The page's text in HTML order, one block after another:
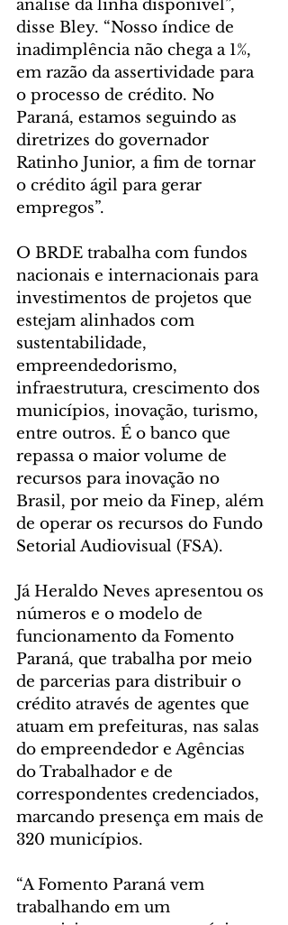
análise da linha disponível”,
disse Bley. “Nosso índice de
inadimplência não chega a 1%,
em razão da assertividade para
o processo de crédito. No
Paraná, estamos seguindo as
diretrizes do governador
Ratinho Junior, a fim de tornar
o crédito ágil para gerar
empregos”.
O BRDE trabalha com fundos
nacionais e internacionais para
investimentos de projetos que
estejam alinhados com
sustentabilidade,
empreendedorismo,
infraestrutura, crescimento dos
municípios, inovação, turismo,
entre outros. É o banco que
repassa o maior volume de
recursos para inovação no
Brasil, por meio da Finep, além
de operar os recursos do Fundo
Setorial Audiovisual (FSA).
Já Heraldo Neves apresentou os
números e o modelo de
funcionamento da Fomento
Paraná, que trabalha por meio
de parcerias para distribuir o
crédito através de agentes que
atuam em prefeituras, nas salas
do empreendedor e Agências
do Trabalhador e de
correspondentes credenciados,
marcando presença em mais de
320 municípios.
“A Fomento Paraná vem
trabalhando em um